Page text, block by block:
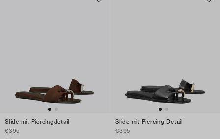
Slide mit Piercingdetail
€395
Slide mit Piercing-Detail
€395